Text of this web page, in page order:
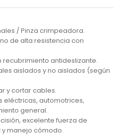
/ Pinza crimpeadora.
de alta resistencia con
recubrimiento antideslizante.
aislados y no aislados (según
y cortar cables.
eléctricas, automotrices,
general.
excelente fuerza de
manejo cómodo.